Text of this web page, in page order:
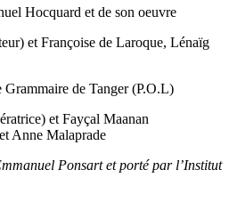
Hocquard et de son oeuvre
et Françoise de Laroque, Lénaïg
Grammaire de Tanger (P.O.L)
et Fayçal Maanan
Anne Malaprade
Ponsart et porté par l’Institut